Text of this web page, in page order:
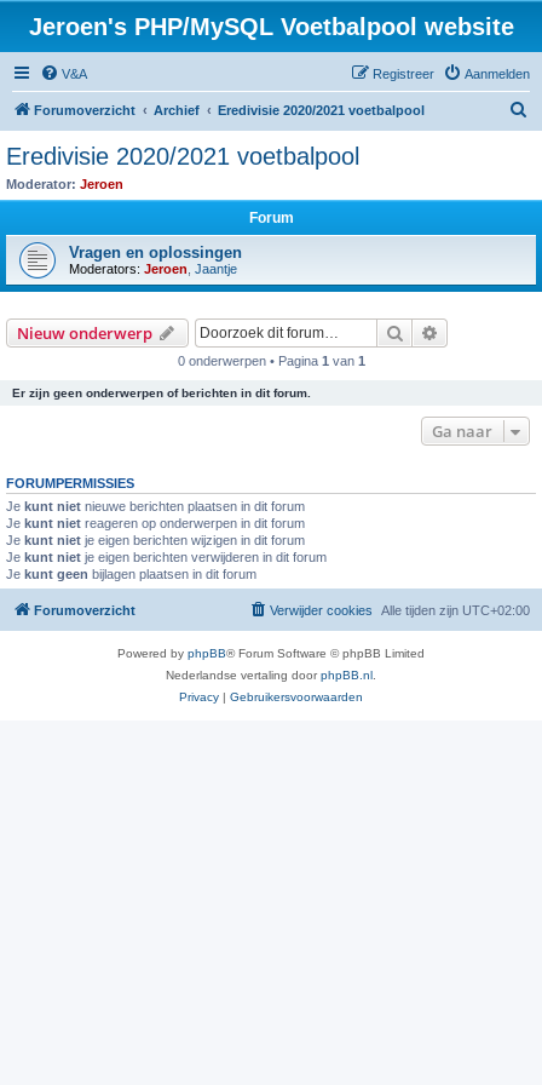
Jeroen's PHP/MySQL Voetbalpool website
V&A Aanmelden
Registreer
Forumoverzicht Archief Eredivisie 2020/2021 voetbalpool
Eredivisie 2020/2021 voetbalpool
Moderator: Jeroen
Forum
Vragen en oplossingen
Moderators: Jeroen Jaantje
Nieuw onderwerp Zoek
0 onderwerpen • Pagina 1 van 1
Er zijn geen onderwerpen of berichten in dit forum.
Ga naar
FORUMPERMISSIES
Je kunt niet nieuwe berichten plaatsen in dit forum
Je kunt niet reageren op onderwerpen in dit forum
Je kunt niet je eigen berichten wijzigen in dit forum
Je kunt niet je eigen berichten verwijderen in dit forum
Je kunt geen bijlagen plaatsen in dit forum
Forumoverzicht Alle tijden zijn UTC+02:00
Verwijder cookies
Powered by phpBB® Forum Software © phpBB Limited
Nederlandse vertaling doorphpBB.nl
Privacy | Gebruikersvoorwaarden